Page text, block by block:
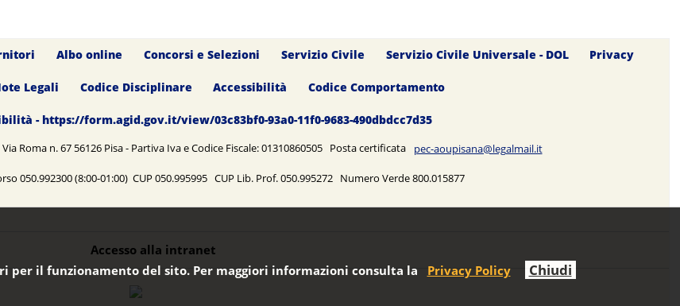
Albo online Concorsi e Selezioni Servizio Civile Servizio Civile Universale - DOL Privacy
Legali Codice Disciplinare Accessibilità Codice Comportamento
- https://form.agid.gov.it/view/03c83bf0-93a0-11f0-9683-490dbdcc7d35
Roma n. 67 56126 Pisa - Partiva Iva e Codice Fiscale: 01310860505 Posta certificata pec-aoupisana@legalmail.it
050.992300 (8:00-01:00) CUP 050.995995 CUP Lib. Prof. 050.995272 Numero Verde 800.015877
Accesso alla intranet
per il funzionamento del sito. Per maggiori informazioni consulta la Privacy Policy Chiudi